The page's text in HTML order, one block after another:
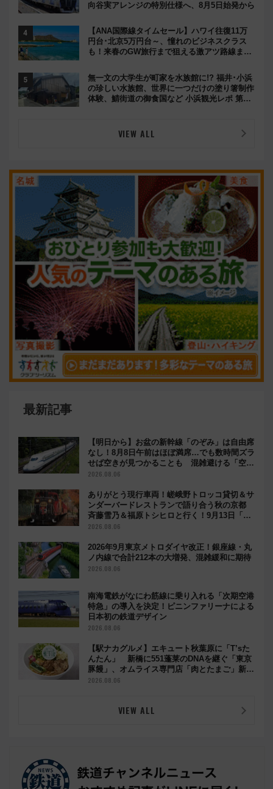
向谷実アレンジの特別仕様へ、8月5日始発から
【ANA国際線タイムセール】ハワイ往復11万
円台･北京5万円台～、憧れのビジネスクラス
も！来春のGW旅行まで狙える激アツ路線まと
無一文の大学生が町家を水族館に!? 福井･小浜
の珍しい水族館、世界に一つだけの塗り箸制作
体験、鯖街道の御食国など 小浜観光レポ 第2
VIEW ALL
最新記事
【明日から】お盆の新幹線「のぞみ」は自由席
なし！8月8日午前はほぼ満席…でも数時間ズラ
せば空きが見つかることも 混雑避ける「空
席」探しのコツ
2026.08.06
ありがとう現行車両！嵯峨野トロッコ貸切＆サ
ンダーバードレストランで語り合う秋の京都
斉藤雪乃＆福原トシヒロと行く！9月13日「京
都の鉄道満喫ツアー」開催
2026.08.06
2026年9月東京メトロダイヤ改正！銀座線・丸
ノ内線で合計212本の大増発、混雑緩和に期待
2026.08.06
南海電鉄がなにわ筋線に乗り入れる「次期空港
特急」の導入を決定！ピニンファリーナによる
日本初の鉄道デザイン
2026.08.06
【駅ナカグルメ】エキュート秋葉原に「T’sた
んたん」 新橋に551蓬莱のDNAを継ぐ「東京
豚饅」、オムライス専門店「肉とたまご」新グ
ルメ続々登場！【2026年8月】
2026.08.06
VIEW ALL